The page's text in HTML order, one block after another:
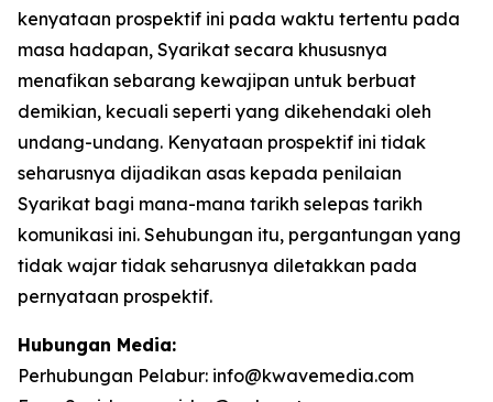
kenyataan prospektif ini pada waktu tertentu pada
masa hadapan, Syarikat secara khususnya
menafikan sebarang kewajipan untuk berbuat
demikian, kecuali seperti yang dikehendaki oleh
undang-undang. Kenyataan prospektif ini tidak
seharusnya dijadikan asas kepada penilaian
Syarikat bagi mana-mana tarikh selepas tarikh
komunikasi ini. Sehubungan itu, pergantungan yang
tidak wajar tidak seharusnya diletakkan pada
pernyataan prospektif.
Hubungan Media:
Perhubungan Pelabur: info@kwavemedia.com